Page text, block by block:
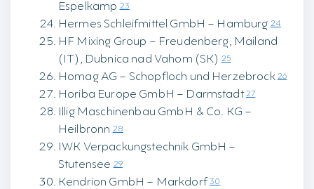
Espelkamp23
Hermes Schleifmittel GmbH – Hamburg24
HF Mixing Group – Freudenberg, Mailand
(IT), Dubnica nad Vahom (SK)25
Homag AG – Schopfloch und Herzebrock 26
Horiba Europe GmbH – Darmstadt 27
Illig Maschinenbau GmbH & Co. KG –
Heilbronn28
IWK Verpackungstechnik GmbH –
Stutensee29
Kendrion GmbH – Markdorf 30